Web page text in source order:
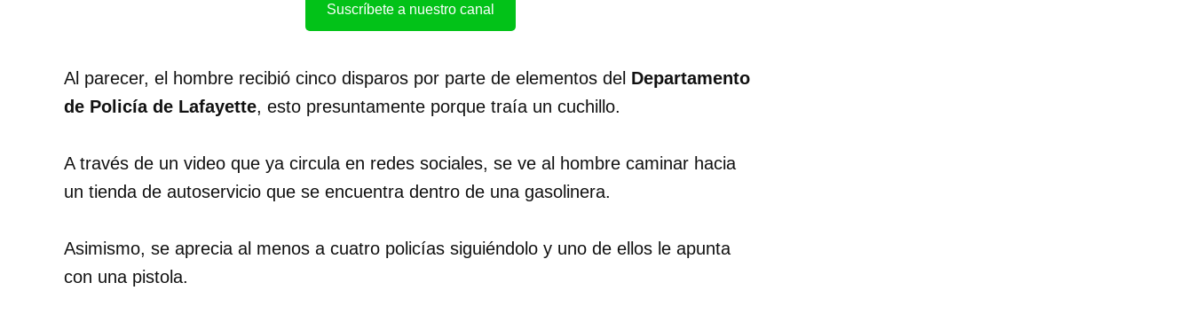
Suscríbete a nuestro canal
Al parecer, el hombre recibió cinco disparos por parte de elementos del Departamento
de Policía de Lafayette, esto presuntamente porque traía un cuchillo.
A través de un video que ya circula en redes sociales, se ve al hombre caminar hacia
un tienda de autoservicio que se encuentra dentro de una gasolinera.
Asimismo, se aprecia al menos a cuatro policías siguiéndolo y uno de ellos le apunta
con una pistola.